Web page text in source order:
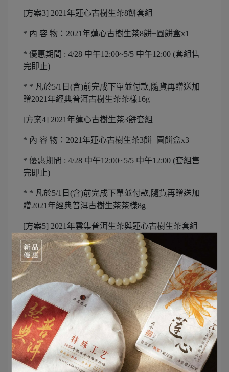
[方案3] 2021年蓮心古樹生茶8餅套組
* 內 容 物：2021年蓮心古樹生茶8餅+圓餅盒x1
* 優惠期間 : 4/28 中午12:00~5/5 中午12:00 (套組售
完即止)
* * 凡於5/1日(含)前完成下單並付款,隨貨再贈送加
贈2021年經典普洱古樹生茶茶樣16g
[方案4] 2021年蓮心古樹生茶3餅套組
* 內 容 物：2021年蓮心古樹生茶3餅+圓餅盒x3
* 優惠期間 : 4/28 中午12:00~5/5 中午12:00 (套組售
完即止)
* * 凡於5/1日(含)前完成下單並付款,隨貨再贈送加
贈2021年經典普洱古樹生茶茶樣8g
[方案5] 2021年雲集普洱生茶與蓮心古樹生茶套組
(各3餅)
* 內 容 物：2021年雲集普洱生茶3餅+2021年蓮心古
樹生茶3餅+圓餅盒x6
* 優惠期間 : 4/28 中午12:00~5/5 中午12:00 (套組售
完即止)
* * 凡於5/1日(含)前完成下單並付款,隨貨再贈送加
贈:
1. 2021年天下雲茶生茶茶樣8g